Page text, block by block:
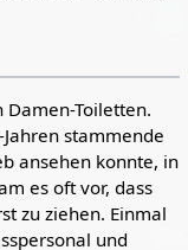
Damen-Toiletten.
stammende
ansehen konnte, in
es oft vor, dass
zu ziehen. Einmal
und